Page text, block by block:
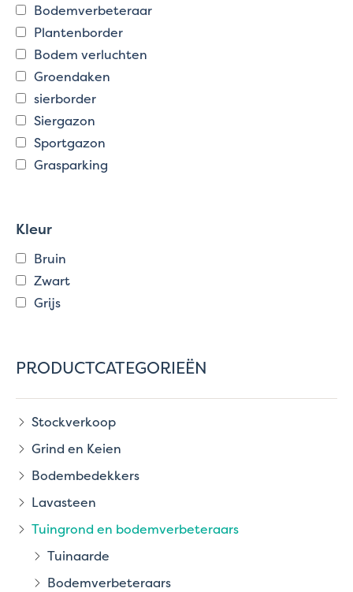
Bodemverbeteraar
Plantenborder
Bodem verluchten
Groendaken
sierborder
Siergazon
Sportgazon
Grasparking
Kleur
Bruin
Zwart
Grijs
PRODUCTCATEGORIEËN
Stockverkoop
Grind en Keien
Bodembedekkers
Lavasteen
Tuingrond en bodemverbeteraars
Tuinaarde
Bodemverbeteraars